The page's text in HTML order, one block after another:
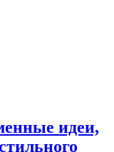
идеи,